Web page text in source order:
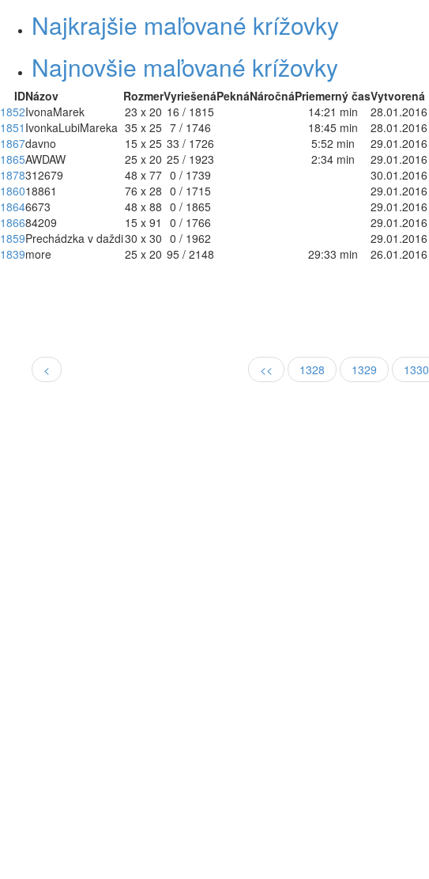
Najkrajšie maľované krížovky
Najnovšie maľované krížovky
IDNázov RozmerVyriešenáPeknáNáročnáPriemerný časVytvorená
1852IvonaMarek 23 x 20 16 / 1815 14:21 min
28.01.2016
1851 IvonkaLubiMareka 35 x 25 7 / 1746 18:45 min
28.01.2016
1867davno 15 x 25 33 / 1726 5:52 min
29.01.2016
1865AWDAW 25 x 20 25 / 1923 2:34 min
29.01.2016
1878312679 48 x 77 0 / 1739
30.01.2016
186018861 76 x 28 0 / 1715
29.01.2016
18646673 48 x 88 0 / 1865
29.01.2016
186684209 15 x 91 0 / 1766
29.01.2016
1859Prechádzka v daždi30 x 30 0 / 1962
29.01.2016
1839more 25 x 20 95 / 2148 29:33 min 26.01.2016
<<
< 1328 1329 1330